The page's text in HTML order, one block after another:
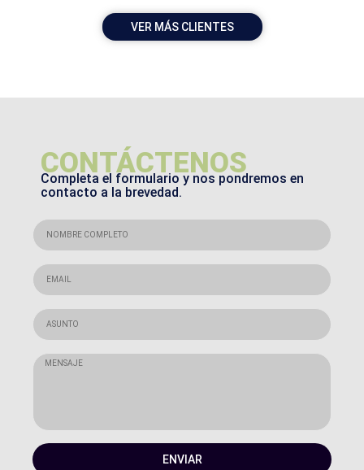
VER MÁS CLIENTES
CONTÁCTENOS
Completa el formulario y nos pondremos en
contacto a la brevedad.
ENVIAR